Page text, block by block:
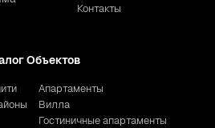
Контакты
Объектов
Апартаменты
Вилла
Гостиничные апартаменты